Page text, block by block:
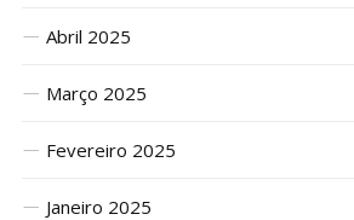
Abril 2025
Março 2025
Fevereiro 2025
Janeiro 2025